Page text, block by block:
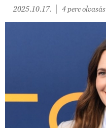
2025.10.17. 4 perc olvasás